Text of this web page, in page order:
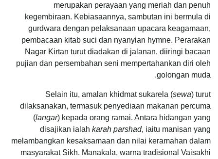
merupakan perayaan yang meriah dan penuh
kegembiraan. Kebiasaannya, sambutan ini bermula di
gurdwara dengan pelaksanaan upacara keagamaan,
pembacaan kitab suci dan nyanyian hymne. Perarakan
Nagar Kirtan turut diadakan di jalanan, diiringi bacaan
pujian dan persembahan seni mempertahankan diri oleh
golongan muda.
Selain itu, amalan khidmat sukarela (sewa) turut
dilaksanakan, termasuk penyediaan makanan percuma
(langar) kepada orang ramai. Antara hidangan yang
disajikan ialah karah parshad, iaitu manisan yang
melambangkan kesaksamaan dan nilai keramahan dalam
masyarakat Sikh. Manakala, warna tradisional Vaisakhi